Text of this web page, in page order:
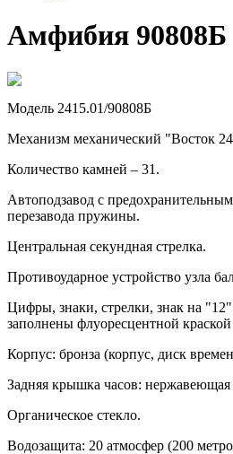
Амфибия 90808Б
Модель 2415.01/90808Б
Механизм механический "Восток
Количество камней – 31.
Автоподзавод с
перезавода пружины.
Центральная секундная стрелка.
Противоударное устройство узла
Цифры, знаки, стрелки, знак на
заполнены флуоресцентной
Корпус: бронза (корпус, диск
Задняя крышка часов: нержавеющая
Органическое стекло.
Водозащита: 20 атмосфер (200